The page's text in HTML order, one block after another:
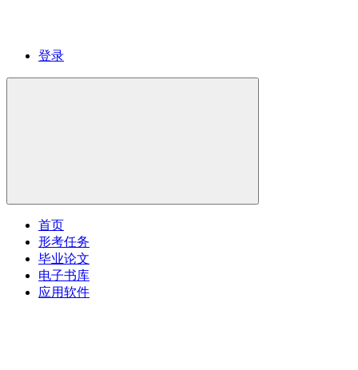
登录
首页
形考任务
毕业论文
电子书库
应用软件